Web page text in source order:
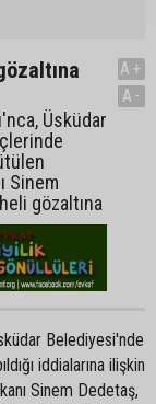
Üsküdar
Sinem
gözaltına
A+
A-
Belediyesi'nde
iddialarına ilişkin
Sinem Dedetaş,